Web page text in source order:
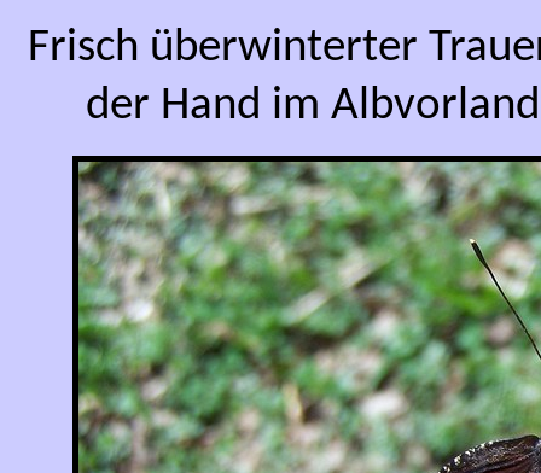
Frisch überwinterter
der Hand im